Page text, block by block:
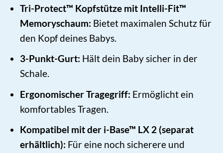
Tri-Protect™ Kopfstütze mit Intelli-Fit™
Memoryschaum: Bietet maximalen Schutz für
den Kopf deines Babys.
3-Punkt-Gurt: Hält dein Baby sicher in der
Schale.
Ergonomischer Tragegriff: Ermöglicht ein
komfortables Tragen.
Kompatibel mit der i-Base™ LX 2 (separat
erhältlich): Für eine noch sicherere und